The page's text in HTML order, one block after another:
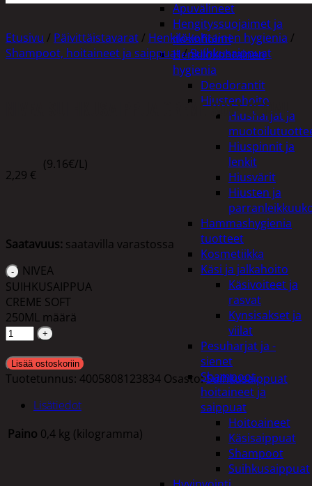
Apuvälineet
Hengityssuojaimet ja
desinfiointi
Henkilökohtainen
hygienia
Deodorantit
Hiustenhoito
Hiusharjat ja
Hiuspinnit ja
lenkit
Hiusvärit
Hiusten ja
Hammashygienia
tuotteet
Kosmetiikka
Käsi ja jalkahoito
Käsivoiteet ja
rasvat
Kynsisakset ja
viilat
Pesuharjat ja -
sienet
Shampoot,
hoitaineet ja
saippuat
Hoitoaineet
Käsisaippuat
Shampoot
Suihkusaippuat
Etusivu / Päivittäistavarat / Henkilökohtainen hygienia /
Shampoot, hoitaineet ja saippuat/Suihkusaippuat
NIVEA SUIHKUSAIPPUA CREME SOFT 250ML
2,29 €
(9.16€/L)
Saatavuus: saatavilla varastossa
NIVEA
SUIHKUSAIPPUA
CREME SOFT
250ML määrä
Lisää ostoskoriin
Tuotetunnus: 4005808123834 Osasto:Suihkusaippuat
Lisätiedot
Paino 0,4 kg (kilogramma)